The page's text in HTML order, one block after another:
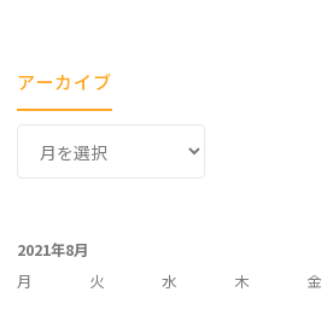
アーカイブ
ブ
2021年8月
月
火 水 木 金